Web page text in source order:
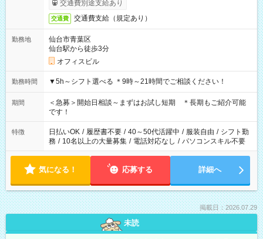
交通費別途支給あり
交通費 交通費支給（規定あり）
勤務地
仙台市青葉区
仙台駅から徒歩3分
オフィスビル
勤務時間 ▼5h～シフト選べる ＊9時～21時間でご相談ください！
期間
＜急募＞開始日相談～まずはお試し短期 ＊長期もご紹介可能
です！
特徴 日払いOK / 履歴書不要 / 40～50代活躍中 / 服装自由 / シフト勤
務 / 10名以上の大量募集 / 電話対応なし / パソコンスキル不要
気になる！ 応募する 詳細へ
掲載日：2026.07.29
未読